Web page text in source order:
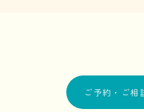
ご予約・ご相